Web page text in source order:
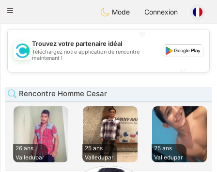
olombiaCitas
Toggle
Mode Connexion
💖
💕
Trouvez votre partenaire idéal
Téléchargez notre application de rencontre
maintenant !
Rencontre Homme Cesar
26 ans
Valledupar
25 ans
Valledupar
25 ans
Valledupar